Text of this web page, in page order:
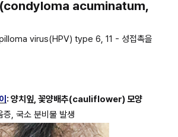
(condyloma acuminatum,
virus(HPV) type 6, 11 - 성접촉을
: 양치잎, 꽃양배추(cauliflower) 모양
, 국소 분비물 발생